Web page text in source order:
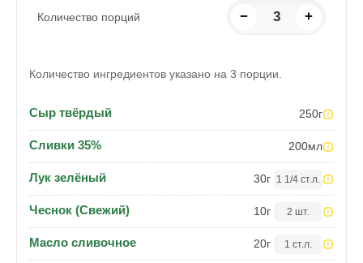
Количество порций − 3 +
Количество ингредиентов указано на 3 порции.
Сыр твёрдый 250г
Сливки 35% 200мл
Лук зелёный 30г 1 1/4 ст.л.
Чеснок (Свежий) 10г 2 шт.
Масло сливочное 20г 1 ст.л.